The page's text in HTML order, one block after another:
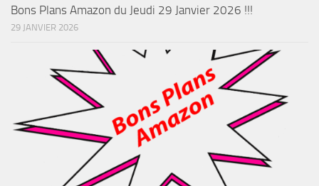
Bons Plans Amazon du Jeudi 29 Janvier 2026 !!!
29 JANVIER 2026